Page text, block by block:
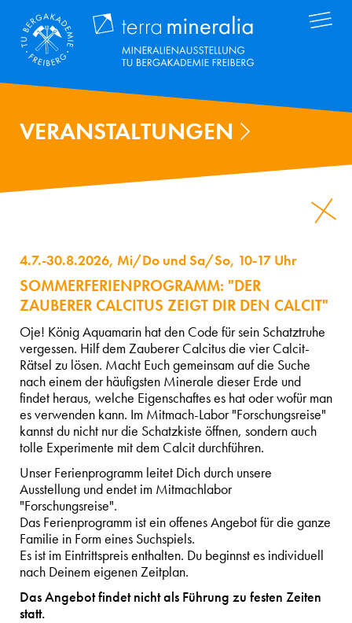
Inhalt
Terra
VERANSTALTUNGEN
4.7.-30.8.2026, Mi/Do und Sa/So, 10-17 Uhr
SOMMERFERIENPROGRAMM: "DER
ZAUBERER CALCITUS ZEIGT DIR DEN CALCIT"
Oje! König Aquamarin hat den Code für sein Schatztruhe
vergessen. Hilf dem Zauberer Calcitus die vier Calcit-
Rätsel zu lösen. Macht Euch gemeinsam auf die Suche
nach einem der häufigsten Minerale dieser Erde und
findet heraus, welche Eigenschaftes es hat oder wofür man
es verwenden kann. Im Mitmach-Labor "Forschungsreise"
kannst du nicht nur die Schatzkiste öffnen, sondern auch
tolle Experimente mit dem Calcit durchführen.
Unser Ferienprogramm leitet Dich durch unsere
Ausstellung und endet im Mitmachlabor
"Forschungsreise".
Das Ferienprogramm ist ein offenes Angebot für die ganze
Familie in Form eines Suchspiels.
Es ist im Eintrittspreis enthalten. Du beginnst es individuell
nach Deinem eigenen Zeitplan.
Das Angebot findet nicht als Führung zu festen Zeiten
statt.